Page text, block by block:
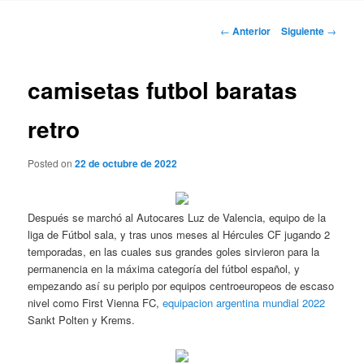
Navegación
← Anterior Siguiente →
camisetas futbol baratas
retro
Posted on22 de octubre de 2022
Después se marchó al Autocares Luz de Valencia, equipo de la
liga de Fútbol sala, y tras unos meses al Hércules CF jugando 2
temporadas, en las cuales sus grandes goles sirvieron para la
permanencia en la máxima categoría del fútbol español, y
empezando así su periplo por equipos centroeuropeos de escaso
nivel como First Vienna FC,equipacion argentina mundial 2022
Sankt Polten y Krems.